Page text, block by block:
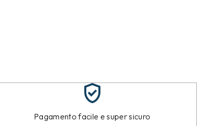
Pagamento facile e super sicuro